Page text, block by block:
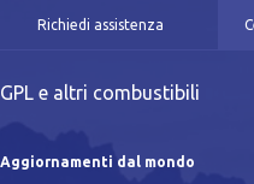
Richiedi assistenza
GPL e altri combustibili
Aggiornamenti dal mondo